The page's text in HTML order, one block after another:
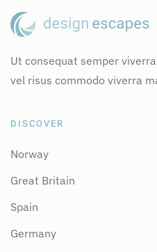
Ut consequat semper
vel risus commodo viverra
DISCOVER
Norway
Great Britain
Spain
Germany